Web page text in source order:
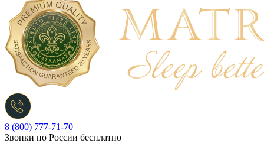
8 (800) 777-71-70
Звонки по России бесплатно